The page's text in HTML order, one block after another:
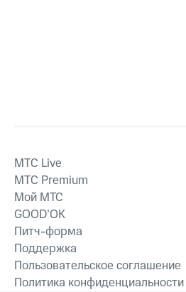
MTС Live
MTС Premium
Мой МТС
GOOD’OK
Питч-форма
Поддержка
Пользовательское соглашение
Политика конфиденциальности